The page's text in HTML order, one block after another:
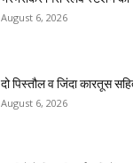
August 6, 2026
दो पिस्तौल व जिंदा कारतूस
August 6, 2026